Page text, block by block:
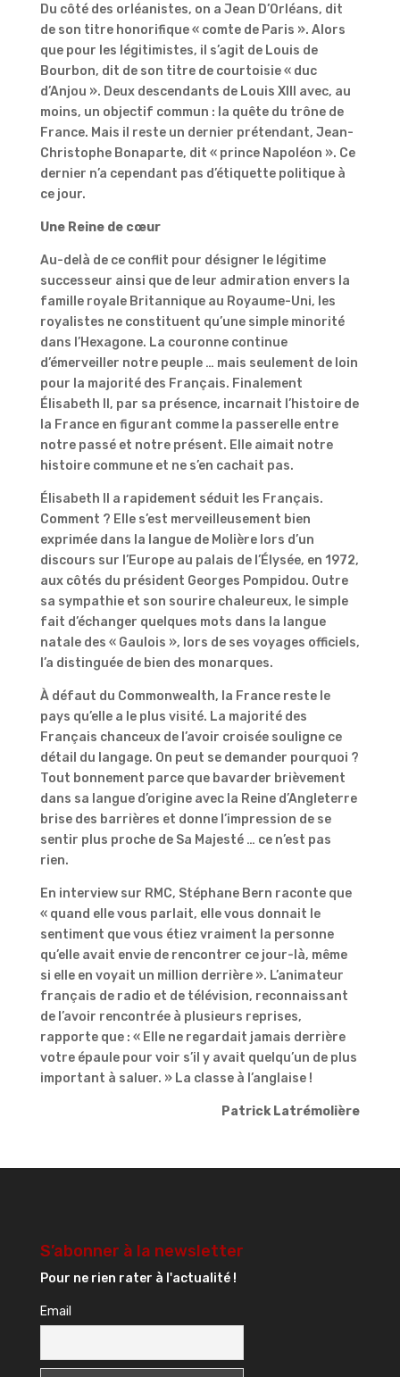
Du côté des orléanistes, on a Jean D’Orléans, dit
de son titre honorifique « comte de Paris ». Alors
que pour les légitimistes, il s’agit de Louis de
Bourbon, dit de son titre de courtoisie « duc
d’Anjou ». Deux descendants de Louis XIII avec, au
moins, un objectif commun : la quête du trône de
France. Mais il reste un dernier prétendant, Jean-
Christophe Bonaparte, dit « prince Napoléon ». Ce
dernier n’a cependant pas d’étiquette politique à
ce jour.
Une Reine de cœur
Au-delà de ce conflit pour désigner le légitime
successeur ainsi que de leur admiration envers la
famille royale Britannique au Royaume-Uni, les
royalistes ne constituent qu’une simple minorité
dans l’Hexagone. La couronne continue
d’émerveiller notre peuple … mais seulement de loin
pour la majorité des Français. Finalement
Élisabeth II, par sa présence, incarnait l’histoire de
la France en figurant comme la passerelle entre
notre passé et notre présent. Elle aimait notre
histoire commune et ne s’en cachait pas.
Élisabeth II a rapidement séduit les Français.
Comment ? Elle s’est merveilleusement bien
exprimée dans la langue de Molière lors d’un
discours sur l’Europe au palais de l’Élysée, en 1972,
aux côtés du président Georges Pompidou. Outre
sa sympathie et son sourire chaleureux, le simple
fait d’échanger quelques mots dans la langue
natale des « Gaulois », lors de ses voyages officiels,
l’a distinguée de bien des monarques.
À défaut du Commonwealth, la France reste le
pays qu’elle a le plus visité. La majorité des
Français chanceux de l’avoir croisée souligne ce
détail du langage. On peut se demander pourquoi ?
Tout bonnement parce que bavarder brièvement
dans sa langue d’origine avec la Reine d’Angleterre
brise des barrières et donne l’impression de se
sentir plus proche de Sa Majesté … ce n’est pas
rien.
En interview sur RMC, Stéphane Bern raconte que
« quand elle vous parlait, elle vous donnait le
sentiment que vous étiez vraiment la personne
qu’elle avait envie de rencontrer ce jour-là, même
si elle en voyait un million derrière ». L’animateur
français de radio et de télévision, reconnaissant
de l’avoir rencontrée à plusieurs reprises,
rapporte que : « Elle ne regardait jamais derrière
votre épaule pour voir s’il y avait quelqu’un de plus
important à saluer. » La classe à l’anglaise !
Patrick Latrémolière
S’abonner à la newsletter
Pour ne rien rater à l'actualité !
Email